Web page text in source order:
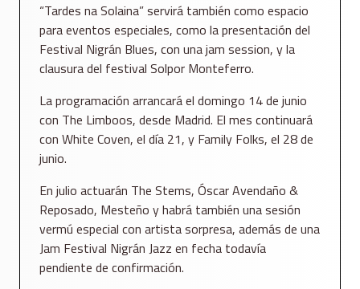
“Tardes na Solaina” servirá también como espacio
para eventos especiales, como la presentación del
Festival Nigrán Blues, con una jam session, y la
clausura del festival Solpor Monteferro.
La programación arrancará el domingo 14 de junio
con The Limboos, desde Madrid. El mes continuará
con White Coven, el día 21, y Family Folks, el 28 de
junio.
En julio actuarán The Stems, Óscar Avendaño &
Reposado, Mesteño y habrá también una sesión
vermú especial con artista sorpresa, además de una
Jam Festival Nigrán Jazz en fecha todavía
pendiente de confirmación.